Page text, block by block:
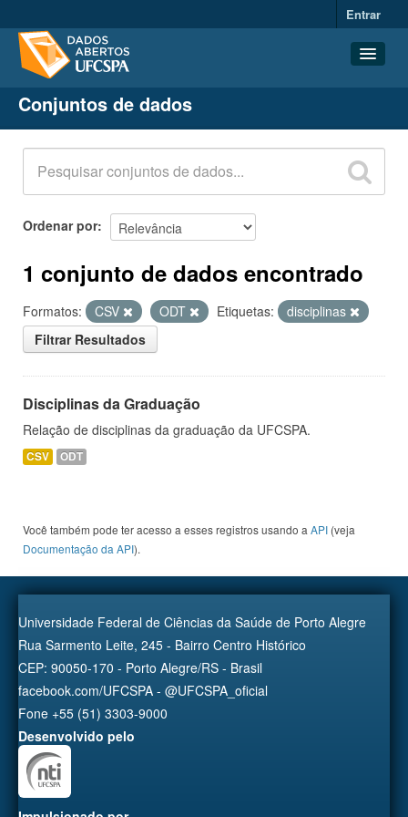
Entrar
Conjuntos de dados
Organizações
Grupos
Sobre
Conjuntos de dados
Ordenar por
1 conjunto de dados encontrado
Formatos: CSV ODT Etiquetas:
disciplinas
Filtrar Resultados
Disciplinas da Graduação
Relação de disciplinas da graduação da UFCSPA.
CSV ODT
Você também pode ter acesso a esses registros usando a API (veja
Documentação da API).
Universidade Federal de Ciências da Saúde de Porto Alegre
Rua Sarmento Leite, 245 - Bairro Centro Histórico
CEP: 90050-170 - Porto Alegre/RS - Brasil
facebook.com/UFCSPA - @UFCSPA_oficial
Fone +55 (51) 3303-9000
Desenvolvido pelo